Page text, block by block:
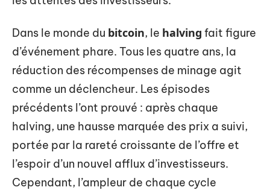
Dans le monde du bitcoin, le halving fait figure
d’événement phare. Tous les quatre ans, la
réduction des récompenses de minage agit
comme un déclencheur. Les épisodes
précédents l’ont prouvé : après chaque
halving, une hausse marquée des prix a suivi,
portée par la rareté croissante de l’offre et
l’espoir d’un nouvel afflux d’investisseurs.
Cependant, l’ampleur de chaque cycle